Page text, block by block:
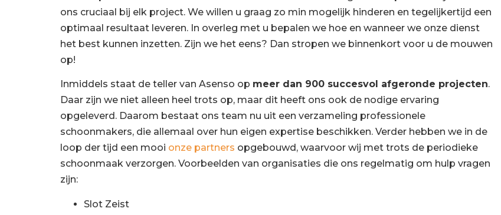
ons cruciaal bij elk project. We willen u graag zo min mogelijk hinderen en tegelijkertijd een
optimaal resultaat leveren. In overleg met u bepalen we hoe en wanneer we onze dienst
het best kunnen inzetten. Zijn we het eens? Dan stropen we binnenkort voor u de mouwen
op!
Inmiddels staat de teller van Asenso op meer dan 900 succesvol afgeronde projecten.
Daar zijn we niet alleen heel trots op, maar dit heeft ons ook de nodige ervaring
opgeleverd. Daarom bestaat ons team nu uit een verzameling professionele
schoonmakers, die allemaal over hun eigen expertise beschikken. Verder hebben we in de
loop der tijd een mooi onze partners opgebouwd, waarvoor wij met trots de periodieke
schoonmaak verzorgen. Voorbeelden van organisaties die ons regelmatig om hulp vragen
zijn:
Slot Zeist